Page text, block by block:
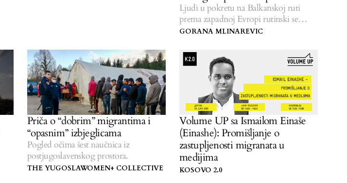
Ljudi u pokretu na Balkanskoj ruti
prema zapadnoj Evropi rutinski se
susreću s nasiljem i maltretiranjima.
je od pukog dobrotvornog rada.
GORANA MLINAREVIC
Priča o “dobrim” migrantima i
“opasnim” izbjeglicama
Pogled očima šest naučnica iz
postjugoslavenskog prostora.
THE YUGOSLAWOMEN+ COLLECTIVE
Volume UP sa Ismailom Einaše
(Einashe): Promišljanje o
zastupljenosti migranata u
medijima
KOSOVO 2.0